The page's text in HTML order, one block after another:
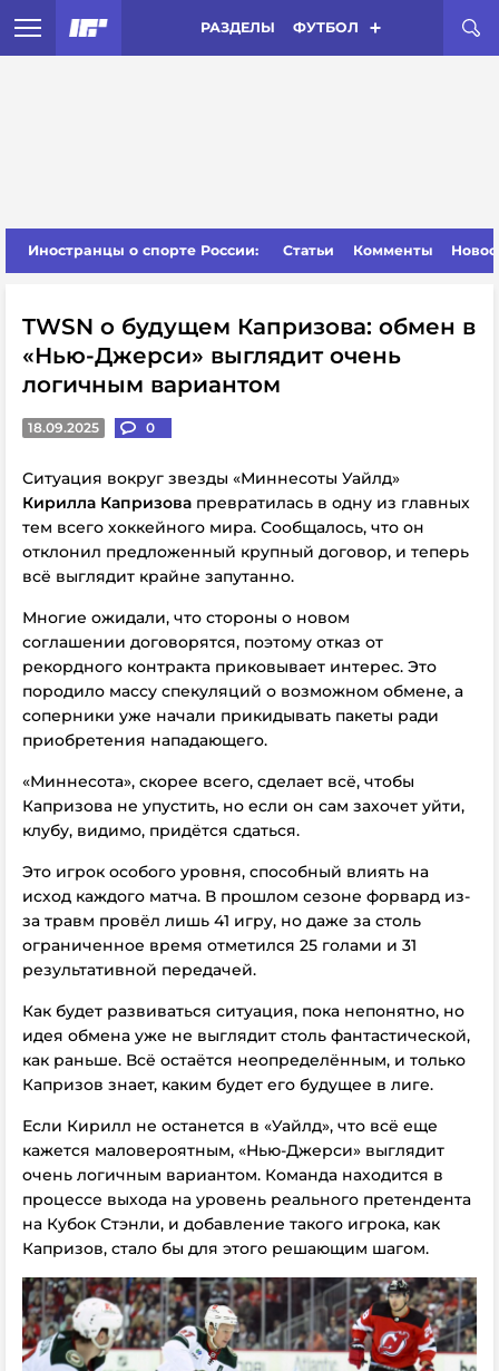
РАЗДЕЛЫ ФУТБОЛ
Иностранцы о спорте России: Статьи Комменты
TWSN о будущем Капризова: обмен в
«Нью-Джерси» выглядит очень
логичным вариантом
18.09.2025 0
Ситуация вокруг звезды «Миннесоты Уайлд»
Кирилла Капризова превратилась в одну из главных
тем всего хоккейного мира. Сообщалось, что он
отклонил предложенный крупный договор, и теперь
всё выглядит крайне запутанно.
Многие ожидали, что стороны о новом
соглашении договорятся, поэтому отказ от
рекордного контракта приковывает интерес. Это
породило массу спекуляций о возможном обмене, а
соперники уже начали прикидывать пакеты ради
приобретения нападающего.
«Миннесота», скорее всего, сделает всё, чтобы
Капризова не упустить, но если он сам захочет уйти,
клубу, видимо, придётся сдаться.
Это игрок особого уровня, способный влиять на
исход каждого матча. В прошлом сезоне форвард из-
за травм провёл лишь 41 игру, но даже за столь
ограниченное время отметился 25 голами и 31
результативной передачей.
Как будет развиваться ситуация, пока непонятно, но
идея обмена уже не выглядит столь фантастической,
как раньше. Всё остаётся неопределённым, и только
Капризов знает, каким будет его будущее в лиге.
Если Кирилл не останется в «Уайлд», что всё еще
кажется маловероятным, «Нью-Джерси» выглядит
очень логичным вариантом. Команда находится в
процессе выхода на уровень реального претендента
на Кубок Стэнли, и добавление такого игрока, как
Капризов, стало бы для этого решающим шагом.